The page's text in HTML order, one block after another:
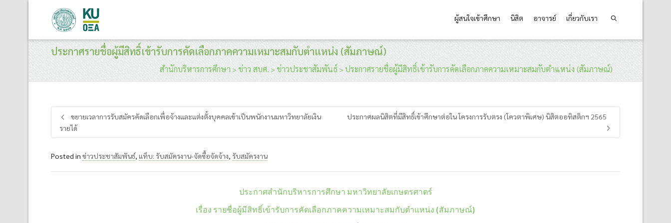
ผู้สนใจเข้าศึกษา นิสิต อาจารย์ เกี่ยวกับเรา
ประกาศรายชื่อผู้มีสิทธิ์เข้ารับการคัดเลือกภาคความเหมาะสมกับตำแหน่ง (สัมภาษณ์)
สำนักบริหารการศึกษา > ข่าว สบศ. > ข่าวประชาสัมพันธ์ > ประกาศรายชื่อผู้มีสิทธิ์เข้ารับการคัดเลือกภาคความเหมาะสมกับตำแหน่ง (สัมภาษณ์)
ขยายเวลาการรับสมัครคัดเลือกเพื่อจ้างและแต่งตั้งบุคคลเข้าเป็นพนักงานมหาวิทยาลัยเงิน
รายได้
ประกาศผลนิสิตที่มีสิทธิ์เข้าศึกษาต่อใน โครงการรับตรง (โควตาพิเศษ) นิสิตออทิสติกฯ 2565
Posted in ข่าวประชาสัมพันธ์, แท็บ: รับสมัครงาน-จัดซื้อจัดจ้าง, รับสมัครงาน
ประกาศสำนักบริหารการศึกษา มหาวิทยาลัยเกษตรศาตร์
เรื่อง รายชื่อผู้มีสิทธิ์เข้ารับการคัดเลือกภาคความเหมาะสมกับตำแหน่ง (สัมภาษณ์)